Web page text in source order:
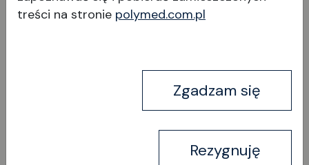
Wyświetl produkt
treści na stronie polymed.com.pl
Zgadzam się
Rezygnuję